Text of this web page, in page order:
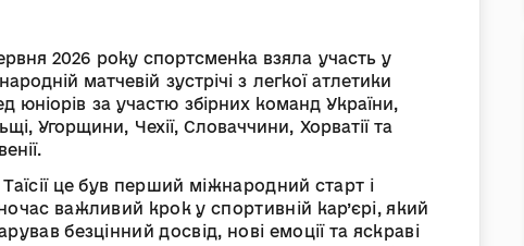
2026 року спортсменка взяла участь у
матчевій зустрічі з легкої атлетики
юніорів за участю збірних команд України,
Угорщини, Чехії, Словаччини, Хорватії та
це був перший міжнародний старт і
важливий крок у спортивній кар’єрі, який
безцінний досвід, нові емоції та яскраві